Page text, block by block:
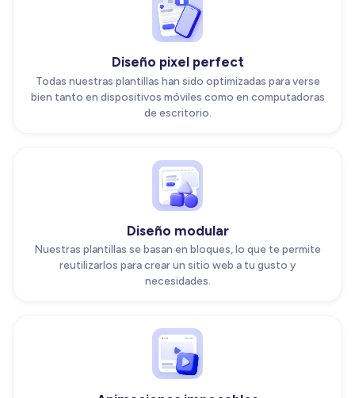
Diseño pixel perfect
Todas nuestras plantillas han sido optimizadas para verse
bien tanto en dispositivos móviles como en computadoras
de escritorio.
Diseño modular
Nuestras plantillas se basan en bloques, lo que te permite
reutilizarlos para crear un sitio web a tu gusto y
necesidades.